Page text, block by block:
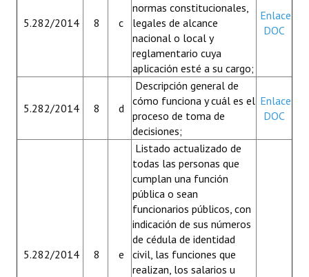
Resoluciones de Carácter General
ACTIVIDADES DE CONTROL
Informe y Dictamen sobre el Informe Financiero del Ministerio de
Rendición de Cuentas de Viáticos
Reporte de Hechos Punibles
Rendición de Cuentas ONG´s
Control de Vehículos del Estado
5.282/2014 8 c
normas constitucionales,
legales de alcance
nacional o local y
reglamentario cuya
aplicación esté a su cargo;
Enlace
DOC
5.282/2014 8 d
Descripción general de
cómo funciona y cuál es el
proceso de toma de
decisiones;
Enlace
DOC
5.282/2014 8 e
Listado actualizado de
todas las personas que
cumplan una función
pública o sean
funcionarios públicos, con
indicación de sus números
de cédula de identidad
civil, las funciones que
realizan, los salarios u